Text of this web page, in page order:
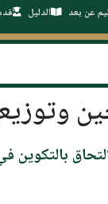
عن بعد الدليل
بالتكوين